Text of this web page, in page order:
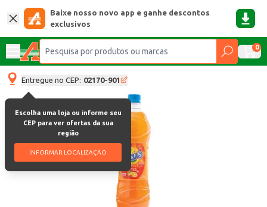
Baixe nosso novo app e ganhe descontos
exclusivos
0
Entregue no CEP: 02170-901
Escolha uma loja ou informe seu
CEP para ver ofertas da sua
região
INFORMAR LOCALIZAÇÃO